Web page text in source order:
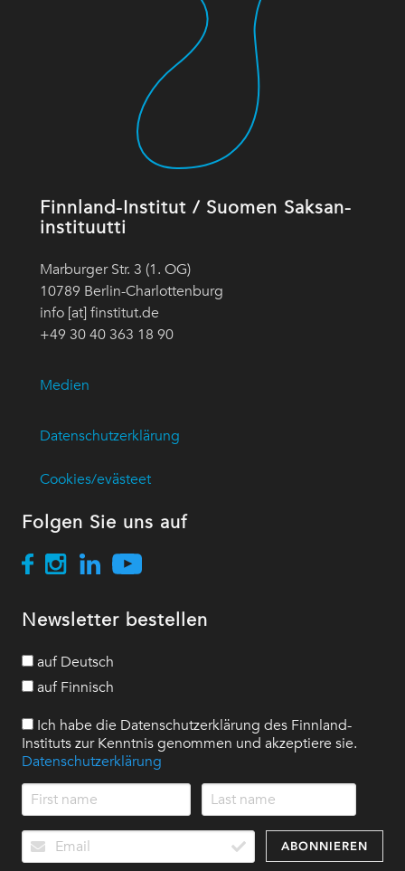
Finnland-Institut / Suomen Saksan-
instituutti
Marburger Str. 3 (1. OG)
10789 Berlin-Charlottenburg
info [at] finstitut.de
+49 30 40 363 18 90
Medien
Datenschutzerklärung
Cookies/evästeet
Folgen Sie uns auf
Newsletter bestellen
auf Deutsch
auf Finnisch
Ich habe die Datenschutzerklärung des Finnland-
Instituts zur Kenntnis genommen und akzeptiere sie.
Datenschutzerklärung
ABONNIEREN